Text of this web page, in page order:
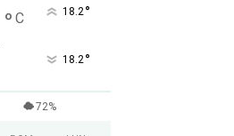
° C 18.2°
18.2°
72%